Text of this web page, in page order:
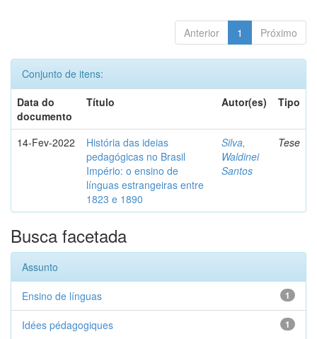
Anterior 1 Próximo
Conjunto de itens:
Data do
documento
Título Autor(es) Tipo
14-Fev-2022
História das ideias
pedagógicas no Brasil
Império: o ensino de
línguas estrangeiras entre
1823 e 1890
Silva,
Waldinei
Santos
Tese
Busca facetada
Assunto
1
Ensino de línguas
1
Idées pédagogiques